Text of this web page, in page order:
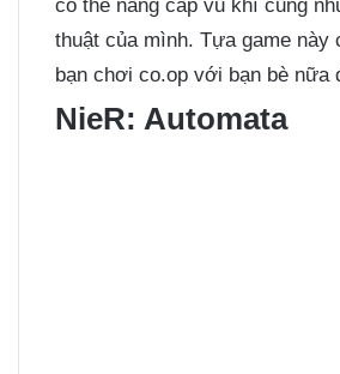
có thể nâng cấp vũ khí cũng
thuật của mình. Tựa game này
bạn chơi co.op với bạn bè nữa
NieR: Automata